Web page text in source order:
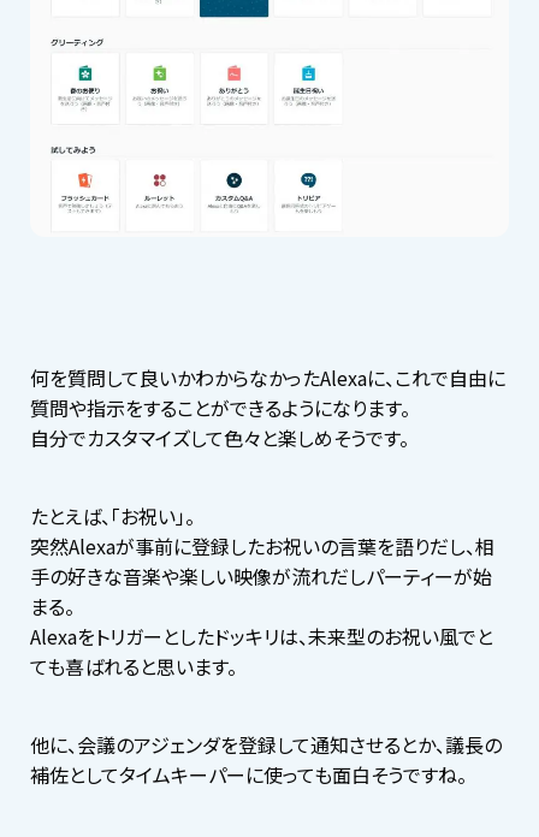
何を質問して良いかわからなかったAlexaに、これで自由に
質問や指示をすることができるようになります。
自分でカスタマイズして色々と楽しめそうです。
たとえば、「お祝い」。
突然Alexaが事前に登録したお祝いの言葉を語りだし、相
手の好きな音楽や楽しい映像が流れだしパーティーが始
まる。
Alexaをトリガーとしたドッキリは、未来型のお祝い風でと
ても喜ばれると思います。
他に、会議のアジェンダを登録して通知させるとか、議長の
補佐としてタイムキーパーに使っても面白そうですね。